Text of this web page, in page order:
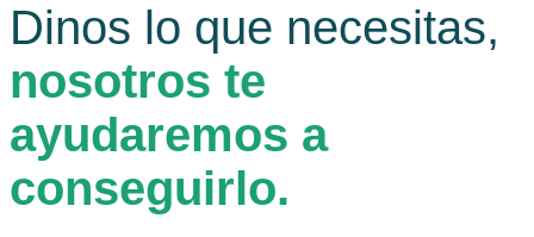
Dinos lo que necesitas,
nosotros te
ayudaremos a
conseguirlo.